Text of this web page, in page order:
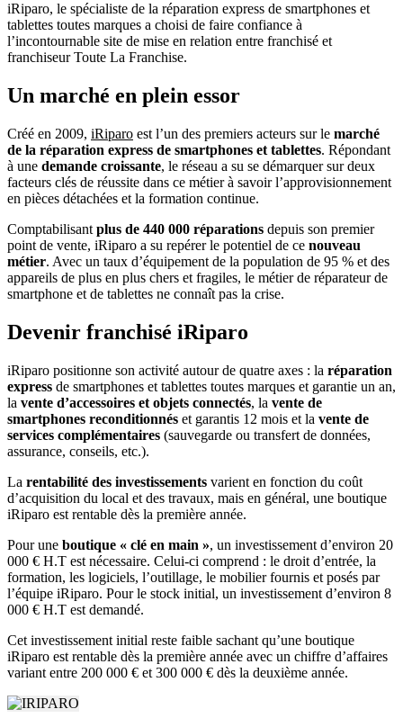
iRiparo, le spécialiste de la réparation express de smartphones et
tablettes toutes marques a choisi de faire confiance à
l’incontournable site de mise en relation entre franchisé et
franchiseur Toute La Franchise.
Un marché en plein essor
Créé en 2009, iRiparo est l’un des premiers acteurs sur le marché
de la réparation express de smartphones et tablettes. Répondant
à une demande croissante, le réseau a su se démarquer sur deux
facteurs clés de réussite dans ce métier à savoir l’approvisionnement
en pièces détachées et la formation continue.
Comptabilisant plus de 440 000 réparations depuis son premier
point de vente, iRiparo a su repérer le potentiel de ce nouveau
métier. Avec un taux d’équipement de la population de 95 % et des
appareils de plus en plus chers et fragiles, le métier de réparateur de
smartphone et de tablettes ne connaît pas la crise.
Devenir franchisé iRiparo
iRiparo positionne son activité autour de quatre axes : la réparation
express de smartphones et tablettes toutes marques et garantie un an,
la vente d’accessoires et objets connectés, la vente de
smartphones reconditionnés et garantis 12 mois et la vente de
services complémentaires (sauvegarde ou transfert de données,
assurance, conseils, etc.).
La rentabilité des investissements varient en fonction du coût
d’acquisition du local et des travaux, mais en général, une boutique
iRiparo est rentable dès la première année.
Pour une boutique « clé en main », un investissement d’environ 20
000 € H.T est nécessaire. Celui-ci comprend : le droit d’entrée, la
formation, les logiciels, l’outillage, le mobilier fournis et posés par
l’équipe iRiparo. Pour le stock initial, un investissement d’environ 8
000 € H.T est demandé.
Cet investissement initial reste faible sachant qu’une boutique
iRiparo est rentable dès la première année avec un chiffre d’affaires
variant entre 200 000 € et 300 000 € dès la deuxième année.